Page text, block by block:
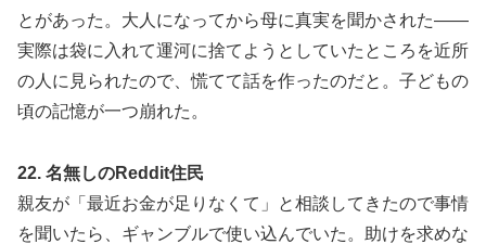
とがあった。大人になってから母に真実を聞かされた——
実際は袋に入れて運河に捨てようとしていたところを近所
の人に見られたので、慌てて話を作ったのだと。子どもの
頃の記憶が一つ崩れた。
22. 名無しのReddit住民
親友が「最近お金が足りなくて」と相談してきたので事情
を聞いたら、ギャンブルで使い込んでいた。助けを求めな